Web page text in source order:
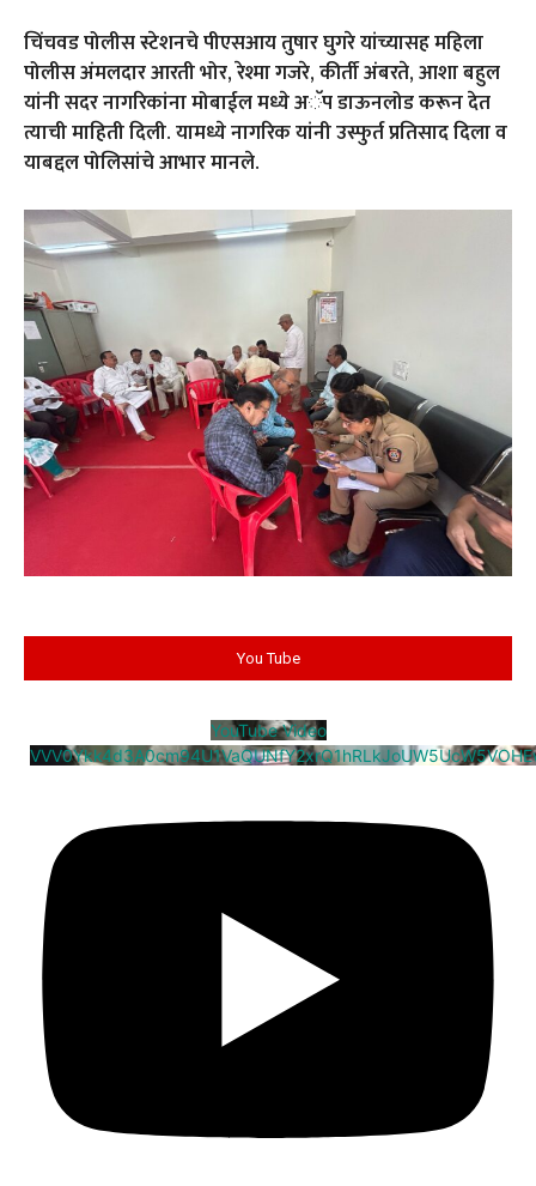
चिंचवड पोलीस स्टेशनचे पीएसआय तुषार घुगरे यांच्यासह महिला
पोलीस अंमलदार आरती भोर, रेश्मा गजरे, कीर्ती अंबरते, आशा बहुल
यांनी सदर नागरिकांना मोबाईल मध्ये अॅप डाऊनलोड करून देत
त्याची माहिती दिली. यामध्ये नागरिक यांनी उस्फुर्त प्रतिसाद दिला व
याबद्दल पोलिसांचे आभार मानले.
You Tube
YouTube Video